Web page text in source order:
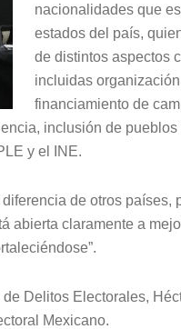
nacionalidades que
estados del país,
de distintos aspectos
incluidas
financiamiento de
inclusión de
y el INE.
de otros
abierta claramente a
Delitos Electorales,
Mexicano.